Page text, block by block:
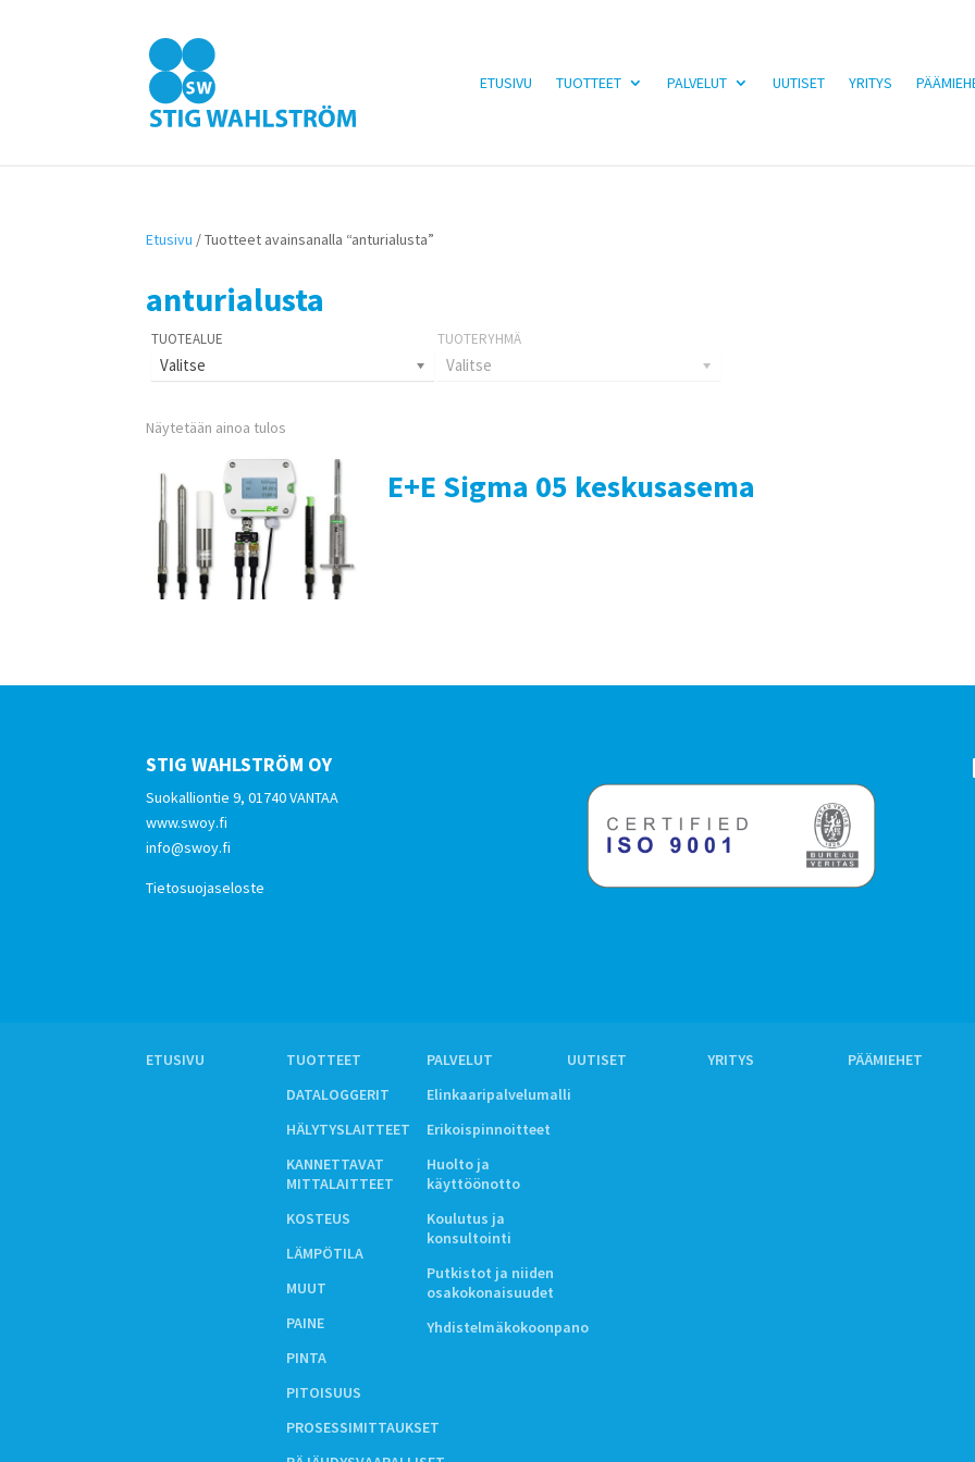
ETUSIVU TUOTTEET PALVELUT UUTISET YRITYS
Etusivu / Tuotteet avainsanalla “anturialusta”
anturialusta
Valitse Valitse
Näytetään ainoa tulos
E+E Sigma 05 keskusasema
STIG WAHLSTRÖM OY
Suokalliontie 9, 01740 VANTAA
www.swoy.fi
info@swoy.fi
Tietosuojaseloste
ETUSIVU
TUOTTEET
DATALOGGERIT
HÄLYTYSLAITTEET
KANNETTAVAT
MITTALAITTEET
KOSTEUS
LÄMPÖTILA
MUUT
PAINE
PINTA
PITOISUUS
PROSESSIMITTAUKSET
PALVELUT
Elinkaaripalvelumalli
Erikoispinnoitteet
Huolto ja
käyttöönotto
Koulutus ja
konsultointi
Putkistot ja niiden
osakokonaisuudet
Yhdistelmäkokoonpano
UUTISET YRITYS PÄÄMIEHET